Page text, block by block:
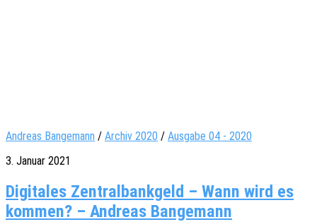
Andreas Bangemann / Archiv 2020 / Ausgabe 04 - 2020
3. Januar 2021
Digitales Zentralbankgeld – Wann wird es
kommen? – Andreas Bangemann